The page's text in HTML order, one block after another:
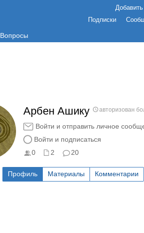
Подписки
Вопросы
Арбен Ашику авторизован
Войти и отправить личное
Войти и подписаться
0
2 20
Профиль Материалы Комментарии